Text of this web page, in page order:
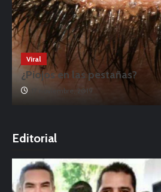
Viral
¿Piojos en las pestañas?
17 noviembre, 2019
Editorial